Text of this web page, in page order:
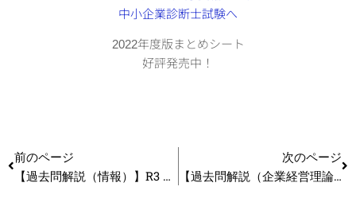
2022年度版まとめシート
好評発売中！
前のページ
【過去問解説（情報）】R3 第11問 セキュリティ認証
次のページ
【過去問解説（企業経営理論）】R3 第20問 資源依存モデル（パワー）